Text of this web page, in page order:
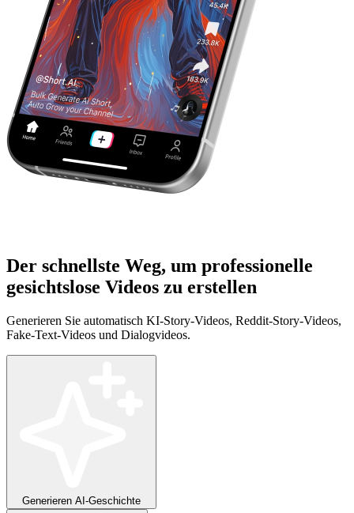
Der schnellste Weg, um professionelle
gesichtslose Videos zu erstellen
Generieren Sie automatisch KI-Story-Videos, Reddit-Story-Videos,
Fake-Text-Videos und Dialogvideos.
Generieren AI-Geschichte